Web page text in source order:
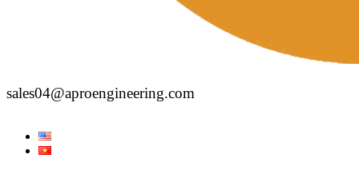
sales04@aproengineering.com